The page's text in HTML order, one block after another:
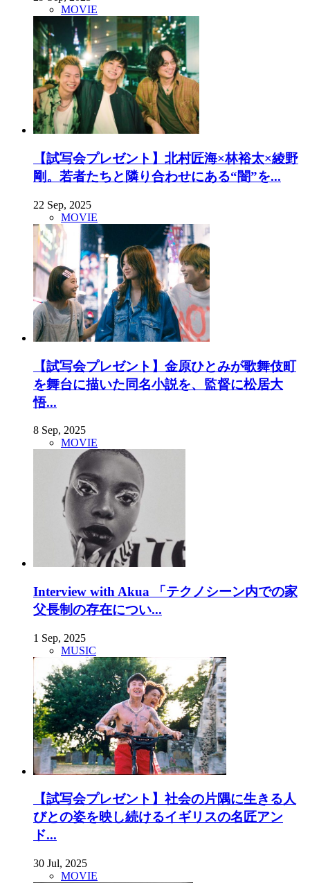
MOVIE
【試写会プレゼント】北村匠海×林裕太×綾野
剛。若者たちと隣り合わせにある“闇”を...
22 Sep, 2025
MOVIE
【試写会プレゼント】金原ひとみが歌舞伎町
を舞台に描いた同名小説を、監督に松居大
悟...
8 Sep, 2025
MOVIE
Interview with Akua 「テクノシーン内での家
父長制の存在につい...
1 Sep, 2025
MUSIC
【試写会プレゼント】社会の片隅に生きる人
びとの姿を映し続けるイギリスの名匠アン
ド...
30 Jul, 2025
MOVIE